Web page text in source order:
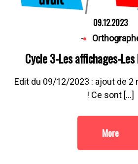
09.12.2023
-
Cycle 3-Les affichages-
Edit du 09/12/2023 : ajout de 2
! Ce sont […]
More